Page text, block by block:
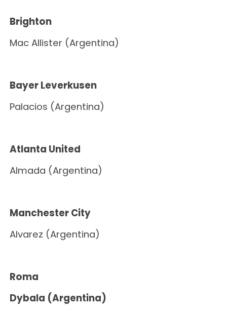
Brighton
Mac Allister (Argentina)
Bayer Leverkusen
Palacios (Argentina)
Atlanta United
Almada (Argentina)
Manchester City
Alvarez (Argentina)
Roma
Dybala (Argentina)